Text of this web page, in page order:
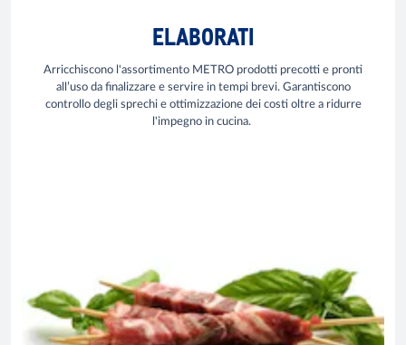
ELABORATI
Arricchiscono l'assortimento METRO prodotti precotti e pronti
all’uso da finalizzare e servire in tempi brevi. Garantiscono
controllo degli sprechi e ottimizzazione dei costi oltre a ridurre
l'impegno in cucina.